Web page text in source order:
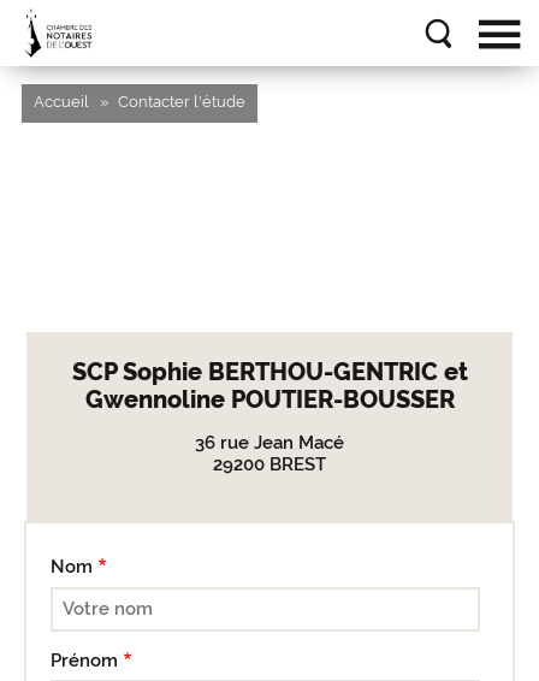
Accueil Contacter l'étude
SCP Sophie BERTHOU-GENTRIC et
Gwennoline POUTIER-BOUSSER
36 rue Jean Macé
29200 BREST
Nom
Prénom